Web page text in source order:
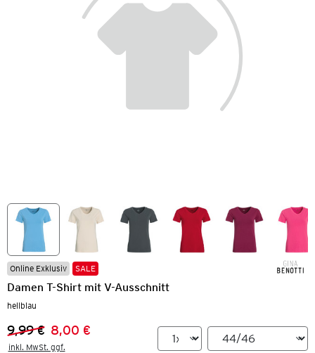
Online Exklusiv SALE
Damen T-Shirt mit V-Ausschnitt
hellblau
Vorheriger Preis:
9,99 €
Neuer Preis:
8,00 €
inkl. MwSt. ggf.